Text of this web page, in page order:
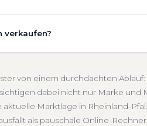
Einschätzung
Ihrer Wahl in Rodalben und
verkaufen?
Abholung bis zur Abmeldung. Über
von einem durchdachten Ablauf:
dabei nicht nur Marke und
Marktlage in Rheinland-
als pauschale Online-Rechner.